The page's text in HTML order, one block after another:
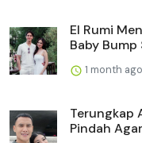
El Rumi
Baby Bump
1 month ago
Terungkap
Pindah